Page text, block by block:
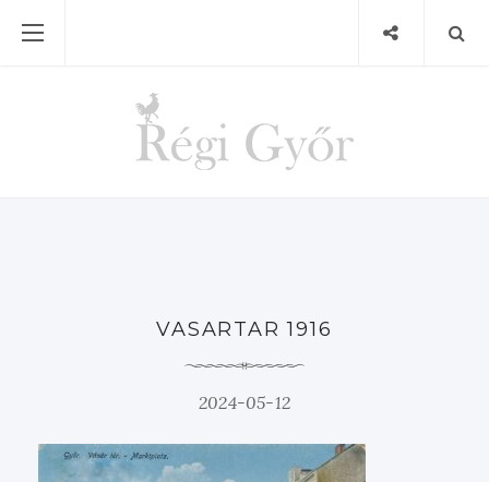
VASARTAR 1916
2024-05-12